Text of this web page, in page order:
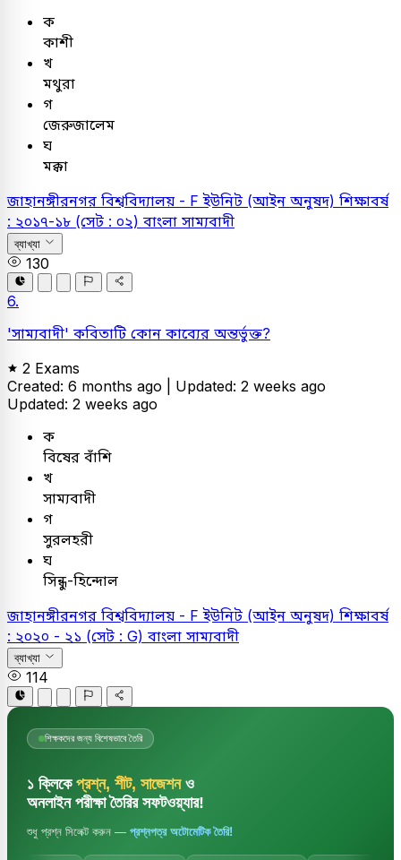
ক
কাশী
খ
মথুরা
গ
জেরুজালেম
ঘ
মক্কা
জাহানঙ্গীরনগর বিশ্ববিদ্যালয় - F ইউনিট (আইন অনুষদ) শিক্ষাবর্ষ
: ২০১৭-১৮ (সেট : ০২) বাংলা সাম্যবাদী
ব্যাখ্যা
130
6.
'সাম্যবাদী' কবিতাটি কোন কাব্যের অন্তর্ভুক্ত?
2 Exams
Created: 6 months ago | Updated: 2 weeks ago
Updated: 2 weeks ago
ক
বিষের বাঁশি
খ
সাম্যবাদী
গ
সুরলহরী
ঘ
সিন্ধু-হিন্দোল
জাহানঙ্গীরনগর বিশ্ববিদ্যালয় - F ইউনিট (আইন অনুষদ) শিক্ষাবর্ষ
: ২০২০ - ২১ (সেট : G) বাংলা সাম্যবাদী
ব্যাখ্যা
114
শিক্ষকদের জন্য বিশেষভাবে তৈরি
১ ক্লিকে প্রশ্ন, শীট, সাজেশনও
অনলাইন পরীক্ষা তৈরির সফটওয়্যার!
শুধু প্রশ্ন সিলেক্ট করুন — প্রশ্নপত্র অটোমেটিক তৈরি!